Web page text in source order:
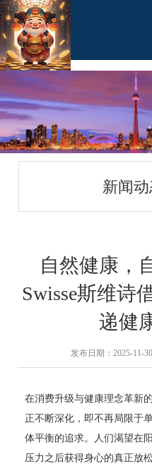
新闻
自然健康，
Swisse斯维诗
递健
发布日期：2025-11-
在消费升级与健康理念革新
正不断深化，即不再局限于
体平衡的追求。人们渴望在
压力之后获得身心的真正放